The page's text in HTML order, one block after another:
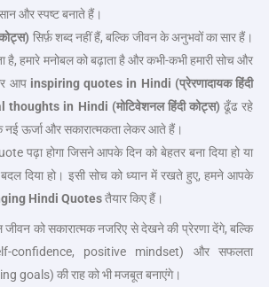
और स्पष्ट बनाते हैं।
सिर्फ़ शब्द नहीं हैं, बल्कि जीवन के अनुभवों का सार हैं।
है, हमारे मनोबल को बढ़ाता है और कभी-कभी हमारी सोच और
आप inspiring quotes in Hindi (प्रेरणादायक हिंदी
in Hindi (मोटिवेशनल हिंदी कोट्स) ढूँढ रहे
नई ऊर्जा और सकारात्मकता लेकर आते हैं।
पढ़ा होगा जिसने आपके दिन को बेहतर बना दिया हो या
दिया हो। इसी सोच को ध्यान में रखते हुए, हमने आपके
Hindi Quotesतैयार किए हैं।
को सकारात्मक नजरिए से देखने की प्रेरणा देंगे, बल्कि
confidence, positive mindset) और सफलता
goals) की राह को भी मजबूत बनाएंगे।